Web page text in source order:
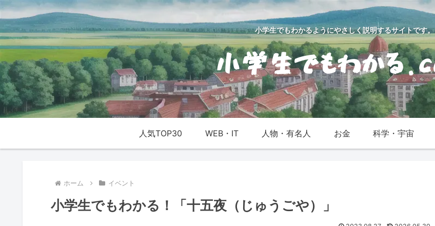
小学生でもわかるようにやさしく説明するサイトです。
人気TOP30 WEB・IT 人物・有名人 お金 科学・宇宙
ホーム イベント
小学生でもわかる！「十五夜（じゅうごや）」